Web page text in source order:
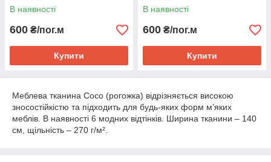
В наявності
600 ₴/пог.м
Купити
В наявності
600 ₴/пог.м
Купити
Меблева тканина Coco (рогожка) відрізняється високою
зносостійкістю та підходить для будь-яких форм м’яких
меблів. В наявності 6 модних відтінків. Ширина тканини – 140
см, щільність – 270 г/м².